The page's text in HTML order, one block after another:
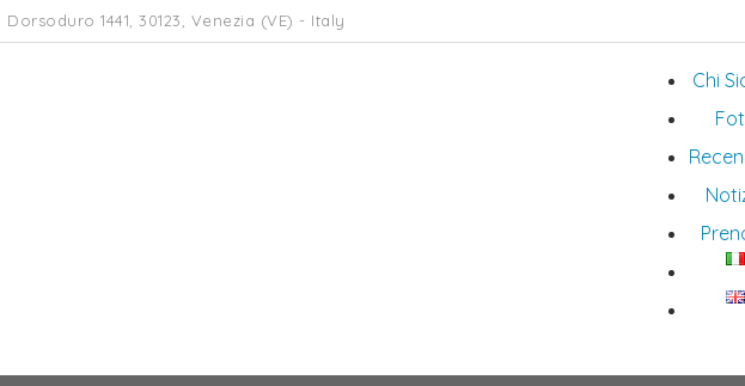
Dorsoduro 1441, 30123, Venezia (VE) - Italy
Chi